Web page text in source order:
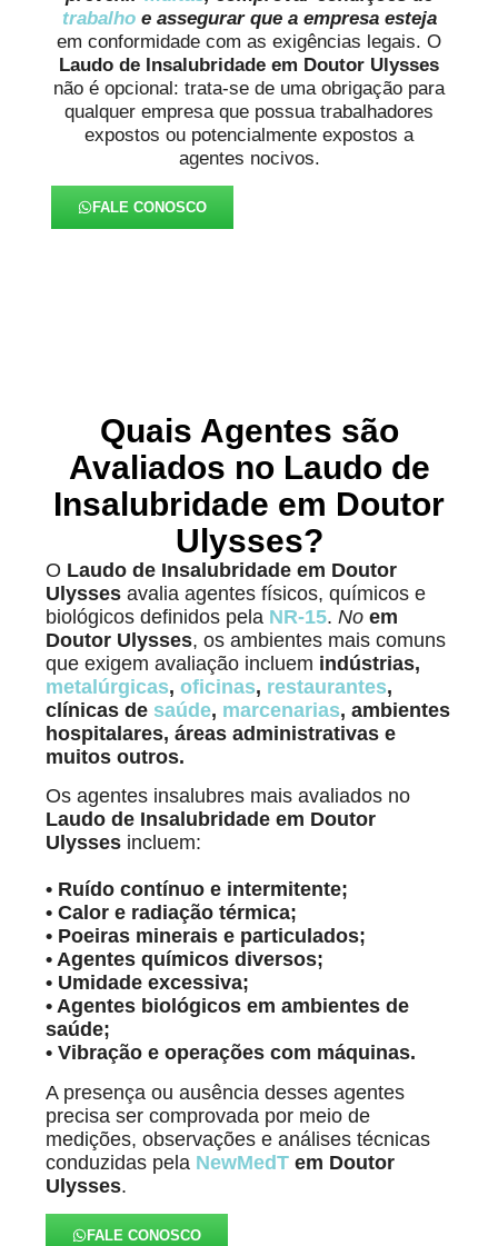
trabalhoe assegurar que a empresa esteja
em conformidade com as exigências legais. O
Laudo de Insalubridade em Doutor Ulysses
não é opcional: trata-se de uma obrigação para
qualquer empresa que possua trabalhadores
expostos ou potencialmente expostos a
agentes nocivos.
FALE CONOSCO
Quais Agentes são
Avaliados no Laudo de
Insalubridade em Doutor
Ulysses?
O Laudo de Insalubridade em Doutor
Ulysses avalia agentes físicos, químicos e
biológicos definidos pela NR-15.Noem
Doutor Ulysses, os ambientes mais comuns
que exigem avaliação incluem indústrias,
metalúrgicas,oficinas, restaurantes,
clínicas de saúde, marcenarias, ambientes
hospitalares, áreas administrativas e
muitos outros.
Os agentes insalubres mais avaliados no
Laudo de Insalubridade em Doutor
Ulysses incluem:
• Ruído contínuo e intermitente;
• Calor e radiação térmica;
• Poeiras minerais e particulados;
• Agentes químicos diversos;
• Umidade excessiva;
• Agentes biológicos em ambientes de
saúde;
• Vibração e operações com máquinas.
A presença ou ausência desses agentes
precisa ser comprovada por meio de
medições, observações e análises técnicas
conduzidas pela NewMedTem Doutor
Ulysses.
FALE CONOSCO